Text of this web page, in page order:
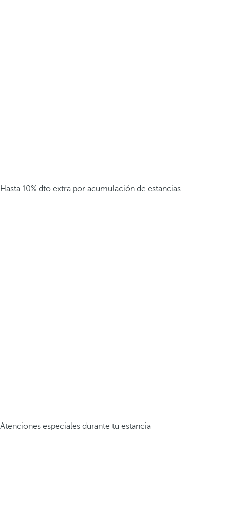
Hasta 10% dto extra por acumulación de estancias
Atenciones especiales durante tu estancia